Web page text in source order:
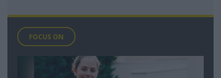
FOCUS ON